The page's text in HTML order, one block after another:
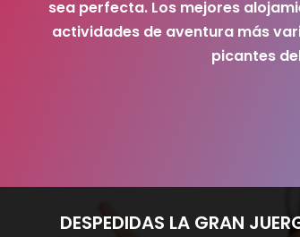
sea perfecta. Los mejores
actividades de aventura más
picantes
DESPEDIDAS LA GRAN